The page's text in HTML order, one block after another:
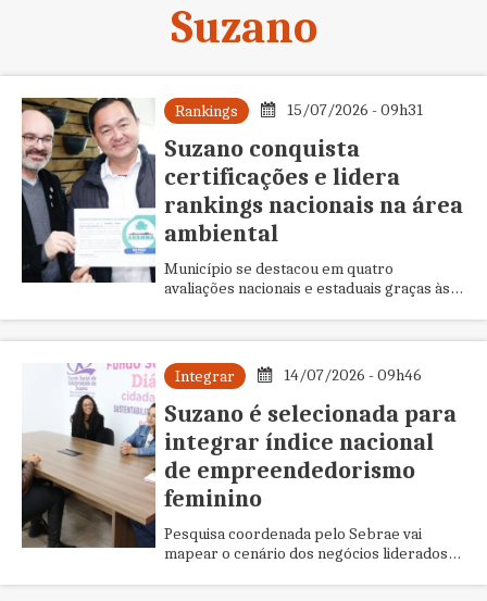
Suzano
Rankings 15/07/2026 - 09h31
Suzano conquista
certificações e lidera
rankings nacionais na área
ambiental
Município se destacou em quatro
avaliações nacionais e estaduais graças às
Integrar 14/07/2026 - 09h46
Suzano é selecionada para
integrar índice nacional
de empreendedorismo
feminino
Pesquisa coordenada pelo Sebrae vai
mapear o cenário dos negócios liderados